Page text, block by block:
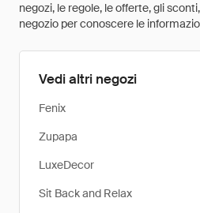
negozi, le regole, le offerte, gli
negozio per conoscere le
Vedi altri negozi
Fenix
Zupapa
LuxeDecor
Sit Back and Relax